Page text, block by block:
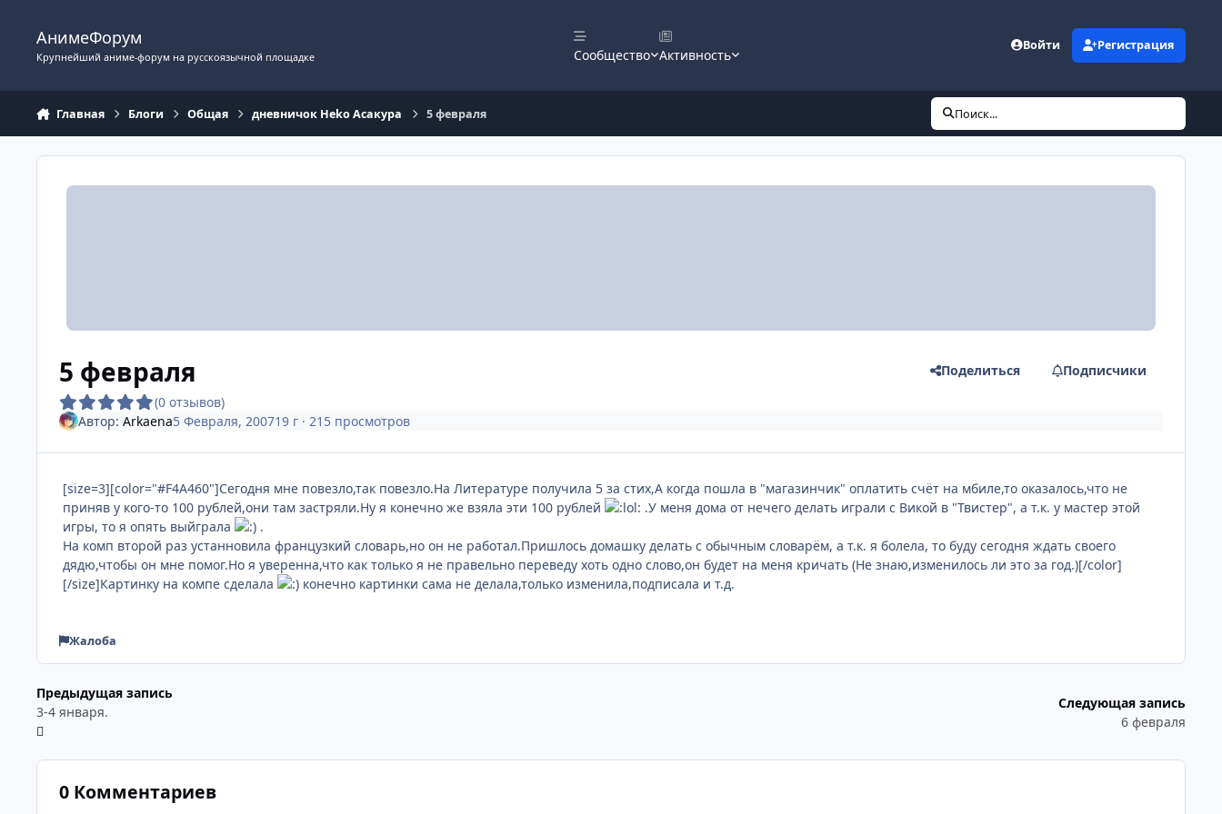
АнимеФорум
Крупнейший аниме-форум на русскоязычной площадке Сообщество Активность
Войти Регистрация
Главная Блоги Общая дневничок Heko Асакура 5 февраля Поиск...
5 февраля
(0 отзывов)
Поделиться Подписчики
Автор: Arkaena5 Февраля, 200719 г· 215 просмотров
[size=3][color="#F4A460"]Сегодня мне повезло,так повезло.На Литературе получила 5 за стих,А когда пошла в "магазинчик" оплатить счёт на мбиле,то оказалось,что не
приняв у кого-то 100 рублей,они там застряли.Ну я конечно же взяла эти 100 рублей
.У меня дома от нечего делать играли с Викой в "Твистер", а т.к. у мастер этой
игры, то я опять выйграла
.
На комп второй раз устанновила французкий словарь,но он не работал.Пришлось домашку делать с обычным словарём, а т.к. я болела, то буду сегодня ждать своего
дядю,чтобы он мне помог.Но я уверенна,что как только я не правельно переведу хоть одно слово,он будет на меня кричать (Не знаю,изменилось ли это за год.)[/color]
[/size]Картинку на компе сделала
конечно картинки сама не делала,только изменила,подписала и т.д.
Жалоба
Предыдущая запись
3-4 января.
Следующая запись
6 февраля
0 Комментариев